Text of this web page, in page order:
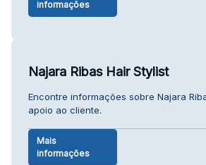
informações
Najara Ribas Hair Stylist
Encontre informações sobre Najara
apoio ao cliente.
Mais
informações